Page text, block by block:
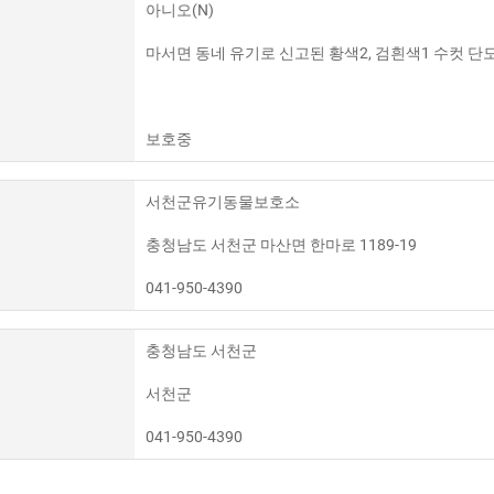
아니오(N)
마서면 동네 유기로 신고된 황색2, 검흰색1 수컷 단
보호중
서천군유기동물보호소
충청남도 서천군 마산면 한마로 1189-19
041-950-4390
충청남도 서천군
서천군
041-950-4390